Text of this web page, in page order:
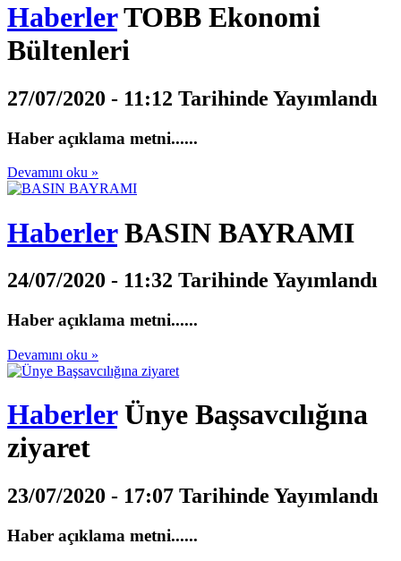
HaberlerTOBB Ekonomi
Bültenleri
27/07/2020 - 11:12 Tarihinde Yayımlandı
Haber açıklama metni......
Devamını oku »
HaberlerBASIN BAYRAMI
24/07/2020 - 11:32 Tarihinde Yayımlandı
Haber açıklama metni......
Devamını oku »
HaberlerÜnye Başsavcılığına
ziyaret
23/07/2020 - 17:07 Tarihinde Yayımlandı
Haber açıklama metni......